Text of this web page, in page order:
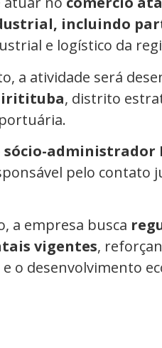
incluindo
e logístico da
a atividade será
, distrito
sócio-administrador
pelo contato
a empresa busca
vigentes,
o desenvolvimento